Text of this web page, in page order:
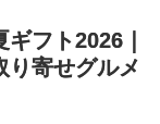
フト2026｜
り寄せグルメ